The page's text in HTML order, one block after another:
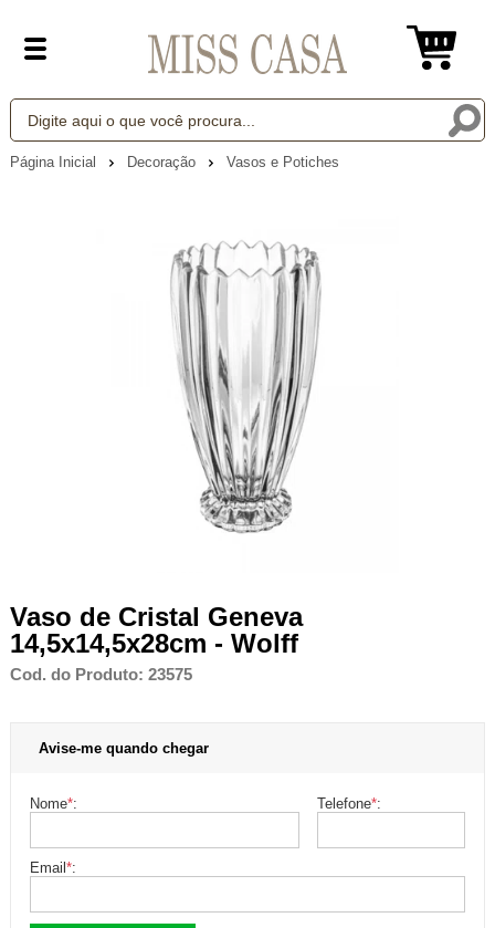
Página Inicial Decoração Vasos e Potiches
Vaso de Cristal Geneva
14,5x14,5x28cm - Wolff
Cod. do Produto: 23575
Avise-me quando chegar
Nome*: Telefone*:
Email*: